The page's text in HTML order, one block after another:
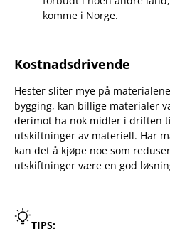
komme i Norge.
Kostnadsdrivende
Hester sliter mye på
bygging, kan billige materialer
derimot ha nok midler i driften
utskiftninger av materiell. Har
kan det å kjøpe noe som
utskiftninger være en god
TIPS: